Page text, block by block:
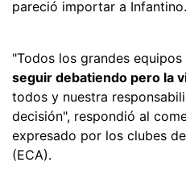
pareció importar a Infantino.
"Todos los grandes
seguir debatiendo pero la
todos y nuestra
decisión", respondió al
expresado por los clubes
(ECA).